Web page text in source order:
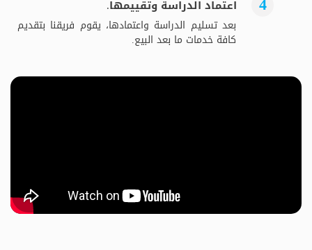
اعتماد الدراسة وتقييمها.
بعد تسليم الدراسة واعتمادها، يقوم فريقنا بتقديم
كافة خدمات ما بعد البيع.